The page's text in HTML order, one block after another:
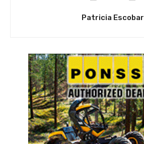
Patricia Escobar